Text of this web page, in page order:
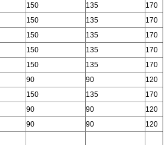
150 135
170
150 135
170
150 135
170
150 135
170
150 135
170
90 90
120
150 135
170
90 90
120
90 90 120